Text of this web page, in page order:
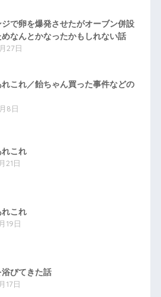
ジで卵を爆発させたがオーブン併設
なんとかなったかもしれない話
27日
れこれ／飴ちゃん買った事件などの
8日
れこれ
21日
れこれ
19日
びてきた話
17日